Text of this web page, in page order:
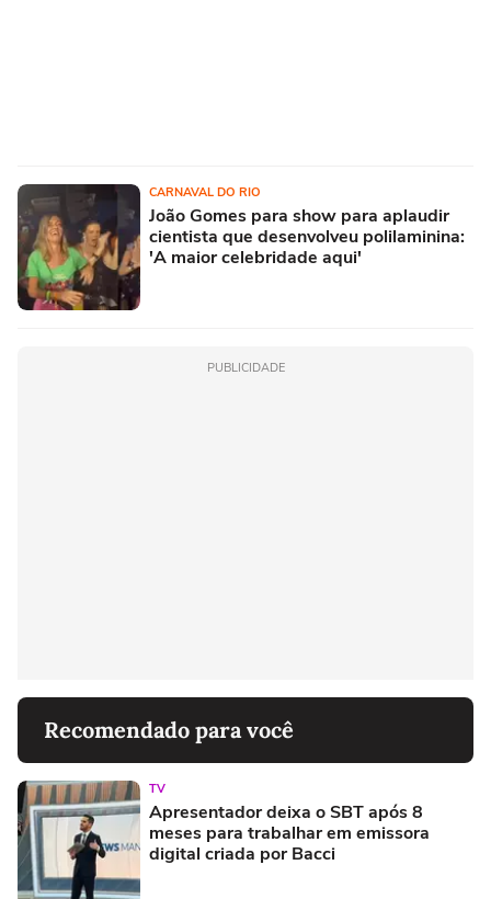
CARNAVAL DO RIO
João Gomes para show para aplaudir
cientista que desenvolveu polilaminina:
'A maior celebridade aqui'
PUBLICIDADE
Recomendado para você
TV
Apresentador deixa o SBT após 8
meses para trabalhar em emissora
digital criada por Bacci